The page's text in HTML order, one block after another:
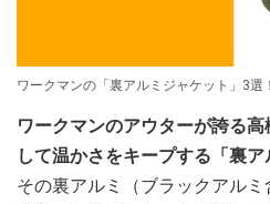
ワークマンの「裏アルミジャケット」3選！
ワークマンのアウターが誇る
して温かさをキープする「裏ア
その裏アルミ（ブラックアル